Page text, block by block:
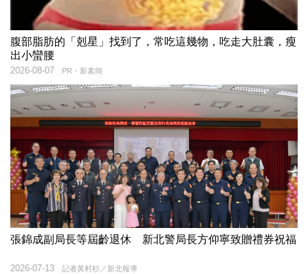
腹部脂肪的「剋星」找到了，常吃這幾物，吃走大肚囊，瘦
出小蠻腰
PR・新素簡
2026-08-07
張錦成副局長等屆齡退休 新北警局長方仰寧致贈禮券祝福
記者黃村杉／新北報導
2026-07-13